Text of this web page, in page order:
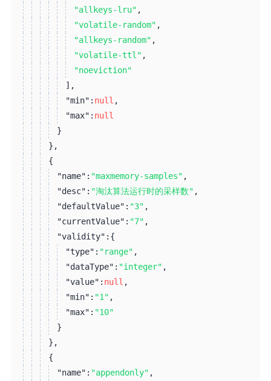
"allkeys-lru" ,
"volatile-random" ,
"allkeys-random" ,
"volatile-ttl" ,
"noeviction"
] ,
"min": null ,
"max": null
}
} ,
{
"name": "maxmemory-samples" ,
"desc": "淘汰算法运行时的采样数" ,
"defaultValue": "3" ,
"currentValue": "7" ,
"validity": {
"type": "range" ,
"dataType": "integer" ,
"value": null ,
"min": "1" ,
"max": "10"
}
} ,
{
"name": "appendonly" ,